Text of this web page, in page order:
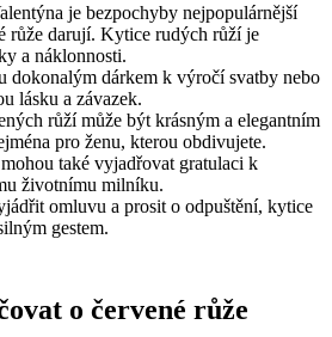
je bezpochyby nejpopulárnější
růže darují. Kytice rudých růží je
a náklonnosti.
dokonalým dárkem k výročí svatby nebo
lásku a závazek.
růží může být krásným a elegantním
pro ženu, kterou obdivujete.
také vyjadřovat gratulaci k
životnímu milníku.
omluvu a prosit o odpuštění, kytice
gestem.
o červené růže